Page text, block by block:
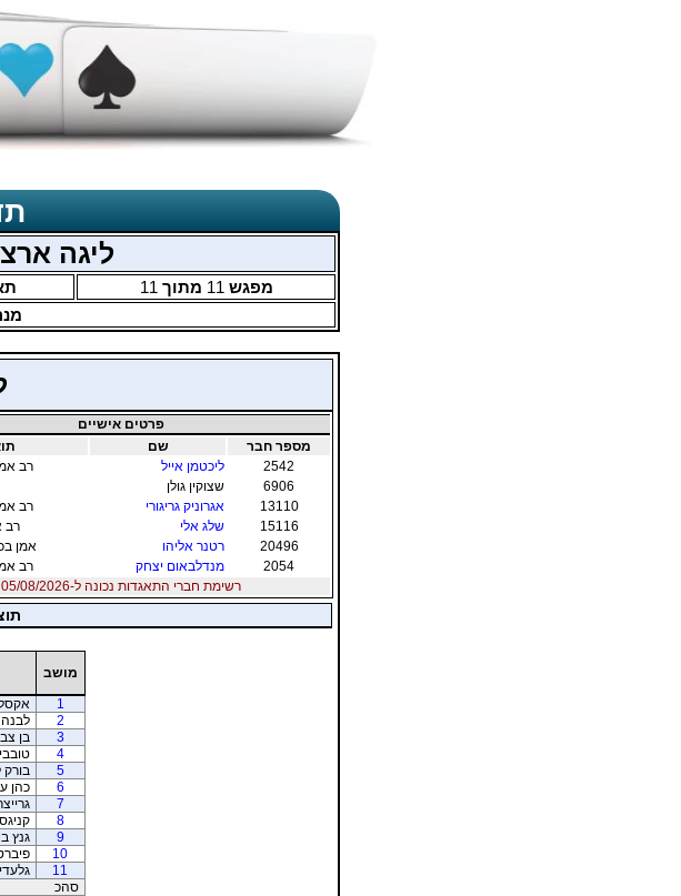
ליגה ארצית 2024 -
מפגש 11 מתוך 11
פרטים אישיים
מספר חבר
שם
2542
ליכטמן אייל רב
6906
שצוקין גולן
13110
אגרוניק גריגורי רב
15116
שלג אלי רב
20496
רטנר אליהו אמן
2054
מנדלבאום יצחק רב
רשימת חברי התאגדות נכונה ל-05/08/2026
מושב
1
2
לבנה
3
בן
4
5
בורק
6
כהן
7
8
9
גנץ
10
11
גלעדי
סהכ